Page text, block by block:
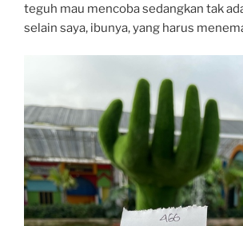
teguh mau mencoba sedangkan tak
selain saya, ibunya, yang harus